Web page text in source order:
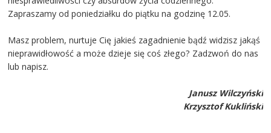
Zapraszamy od poniedziałku do piątku na godzinę 12.05.
Masz problem, nurtuje Cię jakieś zagadnienie bądź widzisz jakąś
nieprawidłowość a może dzieje się coś złego? Zadzwoń do nas
lub napisz.
Janusz Wilczyński
Krzysztof Kukliński